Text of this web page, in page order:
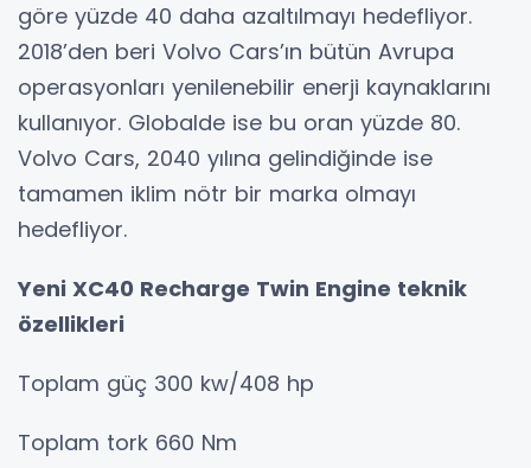
göre yüzde 40 daha azaltılmayı hedefliyor.
2018’den beri Volvo Cars’ın bütün Avrupa
operasyonları yenilenebilir enerji kaynaklarını
kullanıyor. Globalde ise bu oran yüzde 80.
Volvo Cars, 2040 yılına gelindiğinde ise
tamamen iklim nötr bir marka olmayı
hedefliyor.
Yeni XC40 Recharge Twin Engine teknik
özellikleri
Toplam güç 300 kw/408 hp
Toplam tork 660 Nm